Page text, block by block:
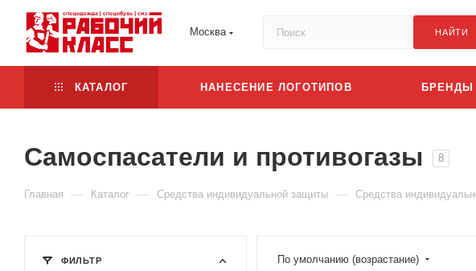
Москва НАЙТИ
КАТАЛОГ НАНЕСЕНИЕ ЛОГОТИПОВ БРЕНДЫ
Самоспасатели и противогазы 8
Главная — Каталог — Средства индивидуальной защиты — Средства
По умолчанию (возрастание)
ФИЛЬТР